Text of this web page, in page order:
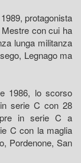
protagonista
con cui ha
lunga militanza
Legnago ma
1986, lo scorso
serie C con 28
in serie C a
C con la maglia
Pordenone, San